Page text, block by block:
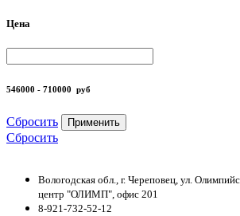
Цена
546000 - 710000 руб
Сбросить Применить
Сбросить
Вологодская обл., г. Череповец, ул.
центр "ОЛИМП", офис 201
8-921-732-52-12